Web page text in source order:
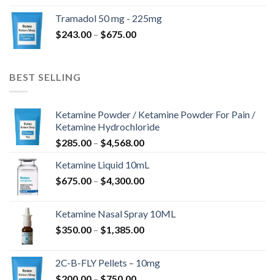
$775.00
Tramadol 50 mg - 225mg
$243.00 – $675.00Prisinterval:
BEST SELLING
Ketamine Powder / Ketamine Powder For Pain /
Ketamine Hydrochloride
$285.00 – $4,568.00Prisinterval:
til
$4,568.00
Ketamine Liquid 10mL
$675.00 – $4,300.00Prisinterval:
$4,300.00
Ketamine Nasal Spray 10ML
$350.00 – $1,385.00Prisinterval:
$1,385.00
2C-B-FLY Pellets – 10mg